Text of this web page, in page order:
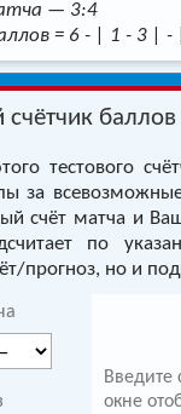
— 3:4
= 6 - | 1 - 3 | -
счётчик баллов
тестового
за
счёт матча и
по
прогноз, но и
Введите
окне